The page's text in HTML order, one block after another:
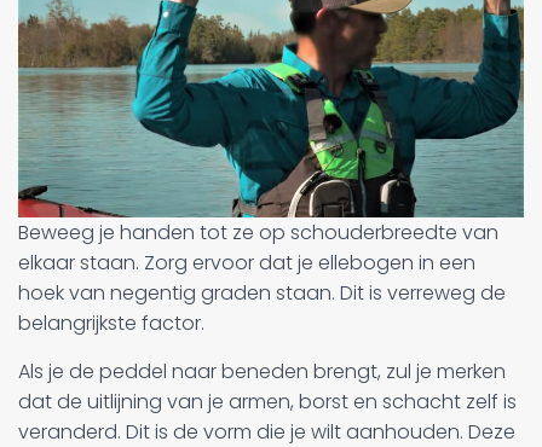
Beweeg je handen tot ze op schouderbreedte van
elkaar staan. Zorg ervoor dat je ellebogen in een
hoek van negentig graden staan. Dit is verreweg de
belangrijkste factor.
Als je de peddel naar beneden brengt, zul je merken
dat de uitlijning van je armen, borst en schacht zelf is
veranderd. Dit is de vorm die je wilt aanhouden. Deze